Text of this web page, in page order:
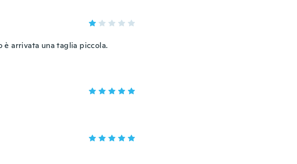
arrivata una taglia piccola.